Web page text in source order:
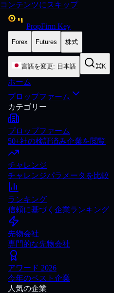
コンテンツにスキップ
PropFirm Key
Forex Futures 株式
言語を変更: 日本語 ⌘K
ホーム
プロップファーム
カテゴリー
プロップファーム
50+社の検証済み企業を閲覧
チャレンジ
チャレンジパラメータを比較
ランキング
信頼に基づく企業ランキング
先物会社
専門的な先物会社
アワード 2026
今年のベスト企業
人気の企業